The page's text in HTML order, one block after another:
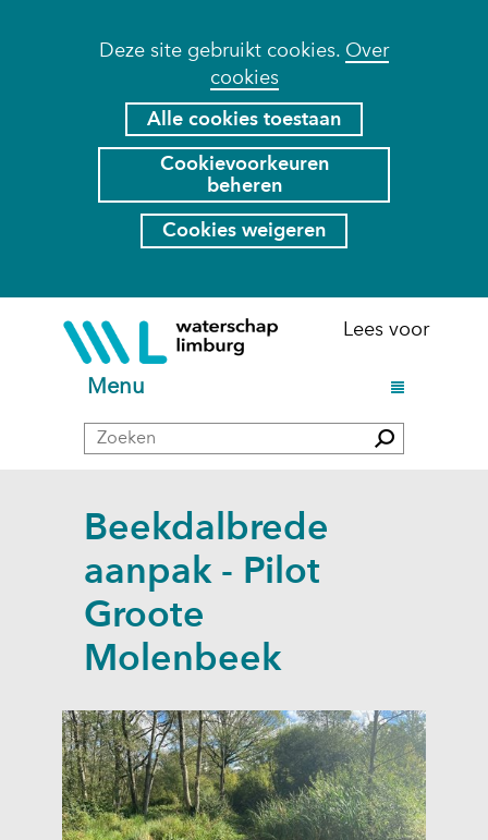
Cookies
toestaan?
Deze site gebruikt cookies. Over
cookies
kan
gebruik
cookies
website
worden
toegestaan
geweigerd.
Alle cookies toestaan
Cookievoorkeuren
beheren
Cookies weigeren
naar
Lees voor
Menu
t
k
a
p
p
e
n
Zoeken Zoeken
Beekdalbrede
aanpak - Pilot
Groote
Molenbeek